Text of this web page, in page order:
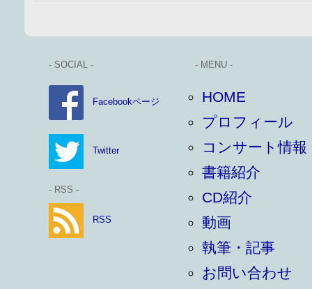
- SOCIAL -
Facebookページ
Twitter
- RSS -
RSS
- MENU -
HOME
プロフィール
コンサート情報
書籍紹介
CD紹介
動画
執筆・記事
お問い合わせ